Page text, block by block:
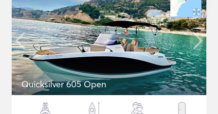
Quicksilver 605 Open